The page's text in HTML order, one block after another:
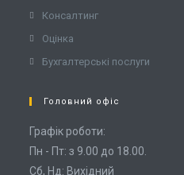
Консалтинг
Оцінка
Бухгалтерські послуги
Головний офіс
Графік роботи:
Пн - Пт: з 9.00 до 18.00.
Сб, Нд: Вихідний